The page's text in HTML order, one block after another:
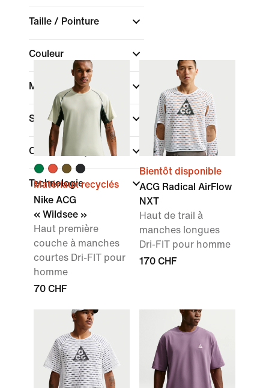
Taille / Pointure
Couleur
Marque (1)
Style
Caractéristiques
Technologie
Matériaux recyclés
Nike ACG
« Wildsee »
Haut première
couche à manches
courtes Dri-FIT pour
homme
70 CHF
Bientôt disponible
ACG Radical AirFlow
NXT
Haut de trail à
manches longues
Dri-FIT pour homme
170 CHF